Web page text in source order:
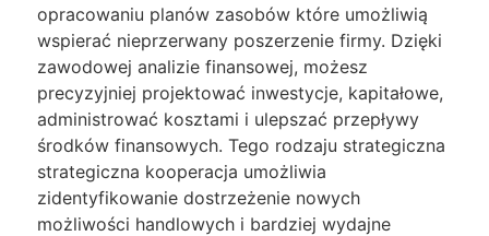
opracowaniu planów zasobów które umożliwią
wspierać nieprzerwany poszerzenie firmy. Dzięki
zawodowej analizie finansowej, możesz
precyzyjniej projektować inwestycje, kapitałowe,
administrować kosztami i ulepszać przepływy
środków finansowych. Tego rodzaju strategiczna
strategiczna kooperacja umożliwia
zidentyfikowanie dostrzeżenie nowych
możliwości handlowych i bardziej wydajne